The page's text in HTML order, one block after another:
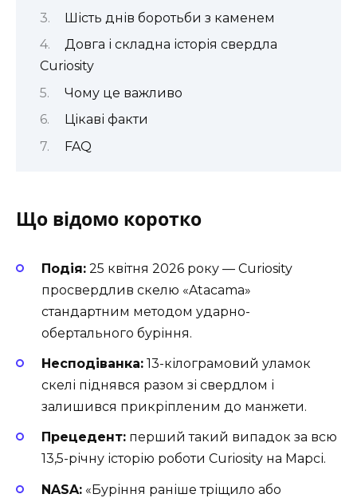
Шість днів боротьби з каменем
Довга і складна історія свердла
Curiosity
Чому це важливо
Цікаві факти
FAQ
Що відомо коротко
Подія: 25 квітня 2026 року — Curiosity
просвердлив скелю «Atacama»
стандартним методом ударно-
обертального буріння.
Несподіванка: 13-кілограмовий уламок
скелі піднявся разом зі свердлом і
залишився прикріпленим до манжети.
Прецедент: перший такий випадок за всю
13,5-річну історію роботи Curiosity на Марсі.
NASA: «Буріння раніше тріщило або